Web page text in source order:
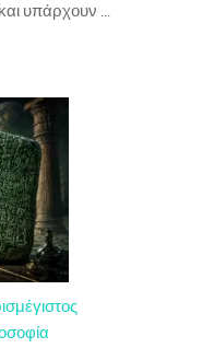
υπάρχουν ...